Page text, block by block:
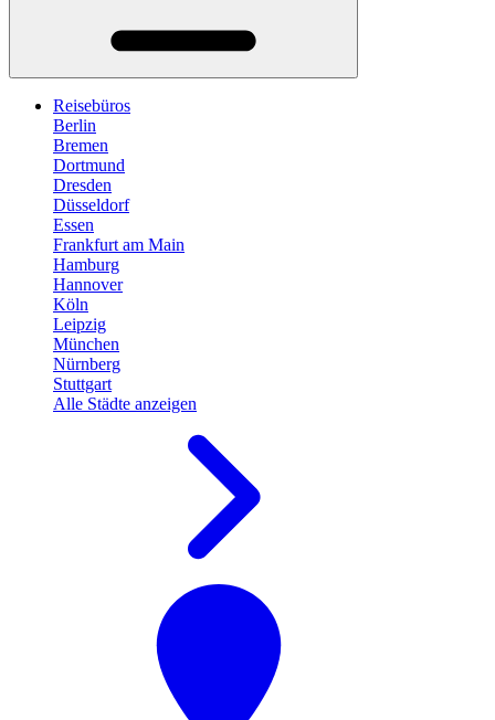
Reisebüros
Berlin
Bremen
Dortmund
Dresden
Düsseldorf
Essen
Frankfurt am Main
Hamburg
Hannover
Köln
Leipzig
München
Nürnberg
Stuttgart
Alle Städte anzeigen